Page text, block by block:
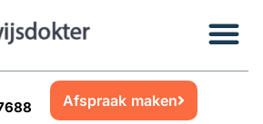
Afspraak maken